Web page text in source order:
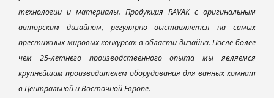
технологии и материалы. Продукция RAVAK с оригинальным
авторским дизайном, регулярно выставляется на самых
престижных мировых конкурсах в области дизайна. После более
чем 25-летнего производственного опыта мы являемся
крупнейшим производителем оборудования для ванных комнат
в Центральной и Восточной Европе.